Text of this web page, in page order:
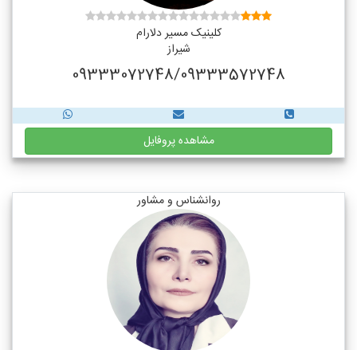
کلینیک مسیر دلارام
شیراز
09333072748/09333572748
مشاهده پروفایل
روانشناس و مشاور